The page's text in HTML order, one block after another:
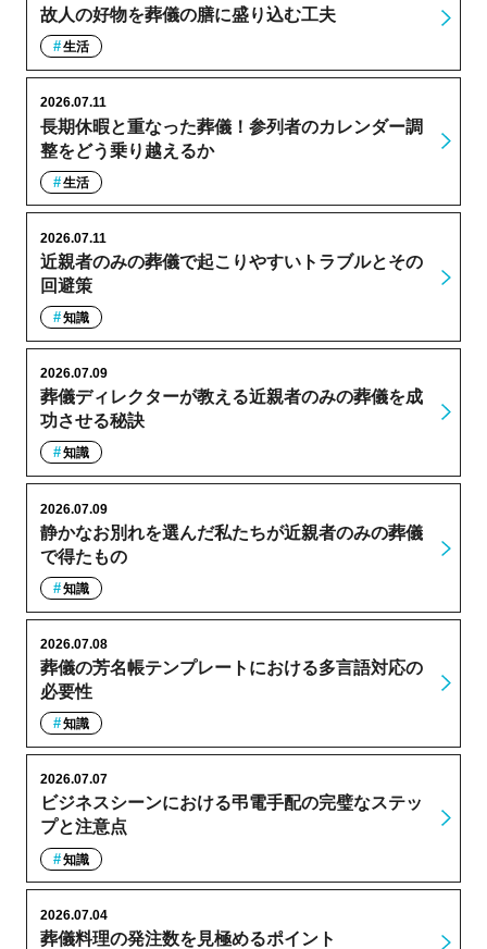
故人の好物を葬儀の膳に盛り込む工夫
生活
長期休暇と重なった葬儀！参列者のカレンダー調
整をどう乗り越えるか
2026.07.11
生活
近親者のみの葬儀で起こりやすいトラブルとその
回避策
2026.07.11
知識
葬儀ディレクターが教える近親者のみの葬儀を成
功させる秘訣
2026.07.09
知識
静かなお別れを選んだ私たちが近親者のみの葬儀
で得たもの
2026.07.09
知識
葬儀の芳名帳テンプレートにおける多言語対応の
必要性
2026.07.08
知識
ビジネスシーンにおける弔電手配の完璧なステッ
プと注意点
2026.07.07
知識
葬儀料理の発注数を見極めるポイント
2026.07.04